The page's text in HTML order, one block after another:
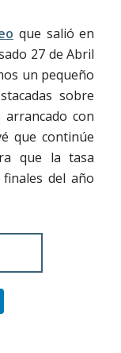
que salió en
27 de Abril
un pequeño
sobre
arrancado con
que continúe
que la tasa
del año
LinkedIn